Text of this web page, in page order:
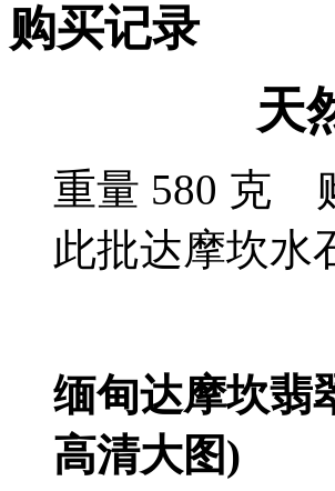
购买记录
天
重量 580 克
此批达摩坎水
缅甸达摩坎翡
高清大图)